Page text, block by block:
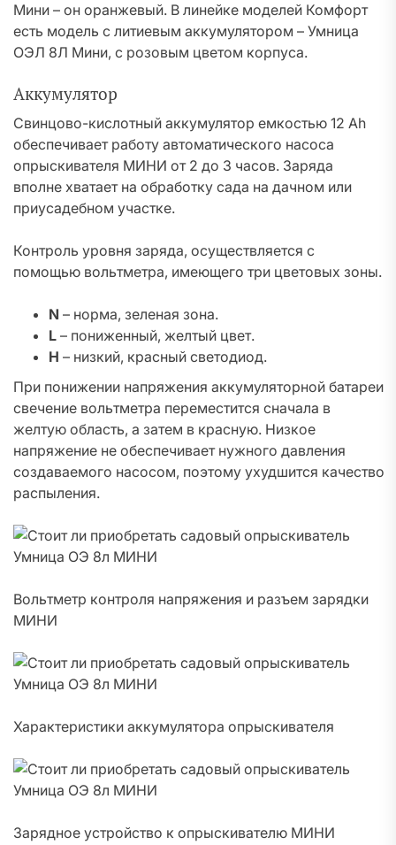
Мини – он оранжевый. В линейке моделей Комфорт
есть модель с литиевым аккумулятором – Умница
ОЭЛ 8Л Мини, с розовым цветом корпуса.
Аккумулятор
Свинцово-кислотный аккумулятор емкостью 12 Ah
обеспечивает работу автоматического насоса
опрыскивателя МИНИ от 2 до 3 часов. Заряда
вполне хватает на обработку сада на дачном или
приусадебном участке.
Контроль уровня заряда, осуществляется с
помощью вольтметра, имеющего три цветовых зоны.
N – норма, зеленая зона.
L – пониженный, желтый цвет.
H – низкий, красный светодиод.
При понижении напряжения аккумуляторной батареи
свечение вольтметра переместится сначала в
желтую область, а затем в красную. Низкое
напряжение не обеспечивает нужного давления
создаваемого насосом, поэтому ухудшится качество
распыления.
Вольтметр контроля напряжения и разъем зарядки
МИНИ
Характеристики аккумулятора опрыскивателя
Зарядное устройство к опрыскивателю МИНИ